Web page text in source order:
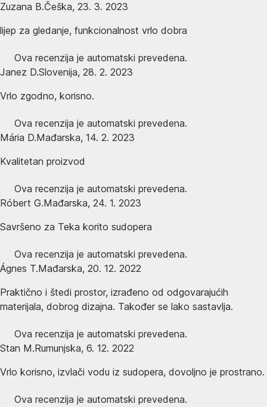
Zuzana B.Češka, 23. 3. 2023
lijep za gledanje, funkcionalnost vrlo dobra
Ova recenzija je automatski prevedena.
Janez D.Slovenija, 28. 2. 2023
Vrlo zgodno, korisno.
Ova recenzija je automatski prevedena.
Mária D.Mađarska, 14. 2. 2023
Kvalitetan proizvod
Ova recenzija je automatski prevedena.
Róbert G.Mađarska, 24. 1. 2023
Savršeno za Teka korito sudopera
Ova recenzija je automatski prevedena.
Ágnes T.Mađarska, 20. 12. 2022
Praktično i štedi prostor, izrađeno od odgovarajućih
materijala, dobrog dizajna. Također se lako sastavlja.
Ova recenzija je automatski prevedena.
Stan M.Rumunjska, 6. 12. 2022
Vrlo korisno, izvlači vodu iz sudopera, dovoljno je prostrano.
Ova recenzija je automatski prevedena.